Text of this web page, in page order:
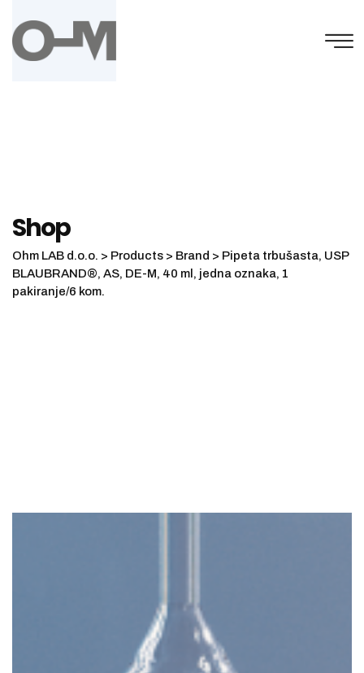
content
Shop
Ohm LAB d.o.o. > Products > Brand > Pipeta trbušasta, USP
BLAUBRAND®, AS, DE-M, 40 ml, jedna oznaka, 1
pakiranje/6 kom.